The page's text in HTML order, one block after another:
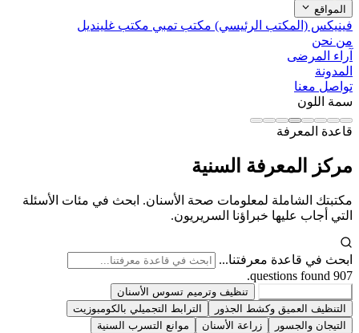
المواقع
فينيكس (المكتب الرئيسي) مكتب تمبي مكتب غلينديل
من نحن
آراء المرضى
المدونة
تواصل معنا
سمة اللون
قاعدة المعرفة
مركز المعرفة السنية
مكتبتك الشاملة لمعلومات صحة الأسنان. ابحث في مئات الأسئلة
التي أجاب عليها خبراؤنا السريريون.
ابحث في قاعدة معرفتنا...
907 questions found.
تنظيف وترميم تسوس الأسنان
التنظيف العميق وكشط الجذور
الترابط التجميلي بالكومبوزيت
التيجان والجسور
زراعة الأسنان
موانع التسرب السنية